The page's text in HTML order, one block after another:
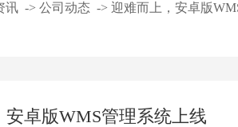
讯 -> 公司动态 -> 迎难而上，安卓版
安卓版WMS管理系统上线